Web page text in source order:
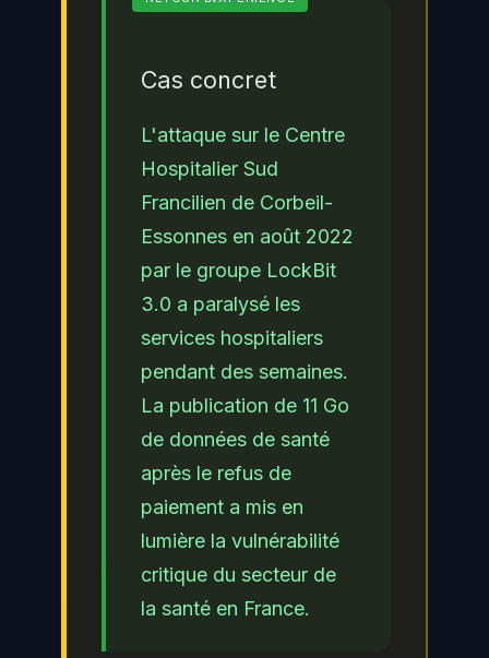
Cas concret
L'attaque sur le Centre
Hospitalier Sud
Francilien de Corbeil-
Essonnes en août 2022
par le groupe LockBit
3.0 a paralysé les
services hospitaliers
pendant des semaines.
La publication de 11 Go
de données de santé
après le refus de
paiement a mis en
lumière la vulnérabilité
critique du secteur de
la santé en France.